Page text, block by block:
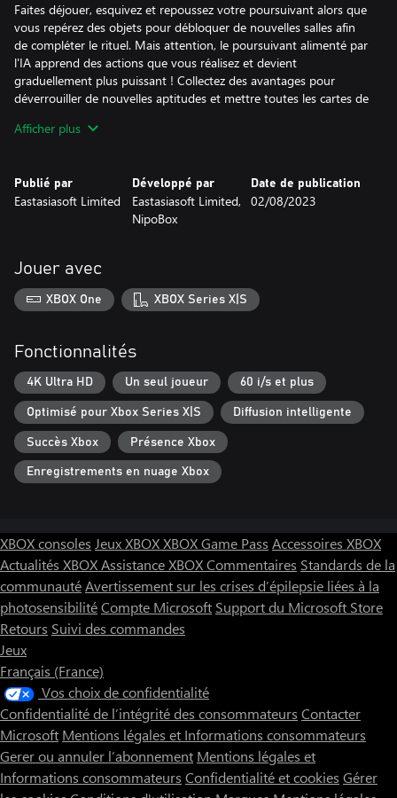
Faites déjouer, esquivez et repoussez votre poursuivant alors que
vous repérez des objets pour débloquer de nouvelles salles afin
de compléter le rituel. Mais attention, le poursuivant alimenté par
l'IA apprend des actions que vous réalisez et devient
graduellement plus puissant ! Collectez des avantages pour
déverrouiller de nouvelles aptitudes et mettre toutes les cartes de
jeu du chat et de la souris ?
Afficher plus
Publié par
Eastasiasoft Limited
Développé par
Eastasiasoft Limited,
NipoBox
Date de publication
02/08/2023
Jouer avec
XBOX One XBOX Series X|S
Fonctionnalités
4K Ultra HD Un seul joueur 60 i/s et plus
Optimisé pour Xbox Series X|S Diffusion intelligente
Succès Xbox Présence Xbox
Enregistrements en nuage Xbox
XBOX consoles Jeux XBOXXBOX Game Pass Accessoires XBOX
Actualités XBOXAssistance XBOXCommentaires Standards de la
communautéAvertissement sur les crises d’épilepsie liées à la
photosensibilitéCompte Microsoft Support du Microsoft Store
Retours Suivi des commandes
Jeux
Français (France)
Vos choix de confidentialité
Confidentialité de l’intégrité des consommateurs Contacter
Microsoft Mentions légales et Informations consommateurs
Gerer ou annuler l’abonnement Mentions légales et
Informations consommateurs Confidentialité et cookies Gérer